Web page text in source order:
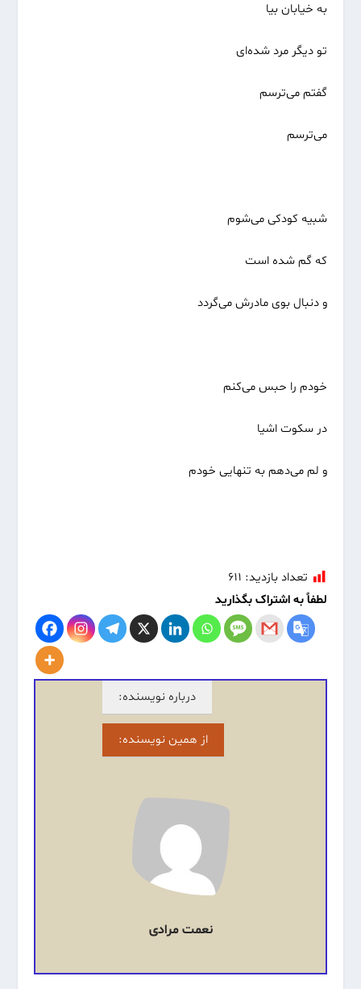
به خیابان بیا
تو دیگر مرد شده‌ای
گفتم می‌ترسم
می‌ترسم
شبیه کودکی می‌شوم
که گم شده است
و دنبال بوی مادرش می‌گردد
خودم را حبس می‌کنم
در سکوت اشیا
و لم می‌دهم به تنهایی خودم
تعداد بازدید: ۶۱۱
لطفاً به اشتراک بگذارید
درباره نویسنده:
از همین نویسنده:
نعمت مرادی